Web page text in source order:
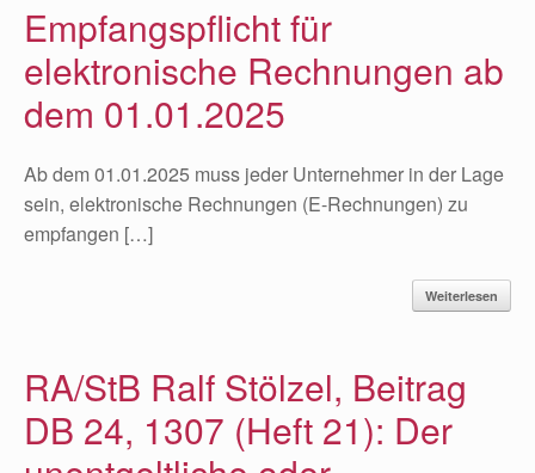
Empfangspflicht für
elektronische Rechnungen ab
dem 01.01.2025
Ab dem 01.01.2025 muss jeder Unternehmer in der Lage
sein, elektronische Rechnungen (E-Rechnungen) zu
empfangen […]
Weiterlesen
RA/StB Ralf Stölzel, Beitrag
DB 24, 1307 (Heft 21): Der